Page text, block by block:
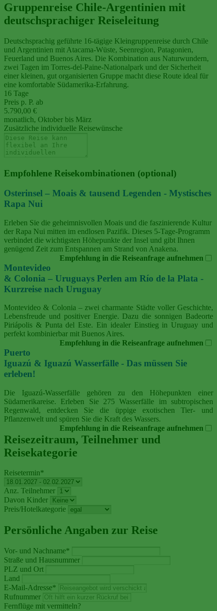
Gruppenreise Chile-Argentinien mit
deutschsprachiger Reiseleitung
Deutschsprachig geführte 16‑tägige Kleingruppenreise durch Chile
und Argentinien mit Atacama‑Wüste, Seenregion, Patagonien,
Feuerland und Buenos Aires. Die Kombination aus Naturwundern,
zwei Tagen im Torres‑del‑Paine‑Nationalpark und der Sicherheit
einer kleinen, gut organisierten Gruppe macht diese Route ideal für
eine komfortable Südamerika‑Erfahrung.
16 Tage
Preis p. P. ab
5.790,00 €
monatlich, Oktober bis März
Zusätzliche individuelle Reisewünsche
Empfohlene Reisekombinationen (optional)
Osterinsel – Moais & tausend Legenden - Mystisches
Rapa Nui
Erleben Sie die geheimnisvollen Moais und die faszinierende Kultur
der Rapa Nui mitten im endlosen Pazifik. Dieses 5‑Tage‑Programm
verbindet die wichtigsten Höhepunkte der Insel und gibt Ihnen
genügend Zeit zum Entspannen am Strand von Anakena.
Empfehlung in die Reiseanfrage aufnehmen
Montevideo
& Colonia – Uruguays Perlen am Río de la Plata -
Kurzreise nach Uruguay
Montevideo & Colonia – zwei charmante Städte voller Geschichte,
Lebensfreude und positiver Energie. Dazu die sonnigen Badeorte
Piriápolis & Punta del Este. Ein idealer Einstieg in Uruguay und
perfekt kombinierbar mit Buenos Aires.
Empfehlung in die Reiseanfrage aufnehmen
Puerto
Iguazú & Iguazú Wasserfälle - Das müssen Sie
erleben!
Die Iguazú-Wasserfälle gehören zu den Höhepunkten einer
Südamerikareise. Erleben Sie 275 Wasserfälle im subtropischen
Regenwald, entdecken Sie die üppige exotischen Tier- und
Pflanzenwelt und spüren Sie die Kraft des Wassers.
Empfehlung in die Reiseanfrage aufnehmen
Reisezeitraum, Teilnehmer und
Reisekategorie
Reisetermin*
Anz. Teilnehmer
Davon Kinder
Preis/Hotelkategorie
Persönliche Angaben zur Reise
Vor- und Nachname*
Straße und Hausnummer
PLZ und Ort
Land
E-Mail-Adresse*
Rufnummer
Fernflüge mit vermitteln?